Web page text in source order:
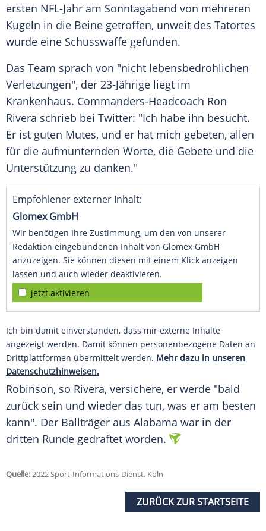
ersten NFL-Jahr am Sonntagabend von mehreren
Kugeln in die Beine getroffen, unweit des Tatortes
wurde eine Schusswaffe gefunden.
Das Team sprach von "nicht lebensbedrohlichen
Verletzungen", der 23-Jährige liegt im
Krankenhaus. Commanders-Headcoach Ron
Rivera schrieb bei Twitter: "Ich habe ihn besucht.
Er ist guten Mutes, und er hat mich gebeten, allen
für die aufmunternden Worte, die Gebete und die
Unterstützung zu danken."
Empfohlener externer Inhalt:
Glomex GmbH
Wir benötigen Ihre Zustimmung, um den von unserer
Redaktion eingebundenen Inhalt von Glomex GmbH
anzuzeigen. Sie können diesen mit einem Klick anzeigen
lassen und auch wieder deaktivieren.
jetzt aktivieren
Ich bin damit einverstanden, dass mir externe Inhalte
angezeigt werden. Damit können personenbezogene Daten an
Drittplattformen übermittelt werden. Mehr dazu in unseren
Datenschutzhinweisen.
Robinson, so Rivera, versichere, er werde "bald
zurück sein und wieder das tun, was er am besten
kann". Der Ballträger aus Alabama war in der
dritten Runde gedraftet worden.
Quelle:2022 Sport-Informations-Dienst, Köln
ZURÜCK ZUR STARTSEITE